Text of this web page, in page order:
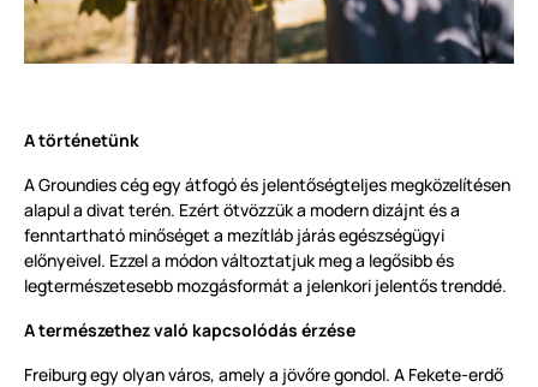
A történetünk
A Groundies cég egy átfogó és jelentőségteljes megközelítésen
alapul a divat terén. Ezért ötvözzük a modern dizájnt és a
fenntartható minőséget a mezítláb járás egészségügyi
előnyeivel. Ezzel a módon változtatjuk meg a legősibb és
legtermészetesebb mozgásformát a jelenkori jelentős trenddé.
A természethez való kapcsolódás érzése
Freiburg egy olyan város, amely a jövőre gondol. A Fekete-erdő